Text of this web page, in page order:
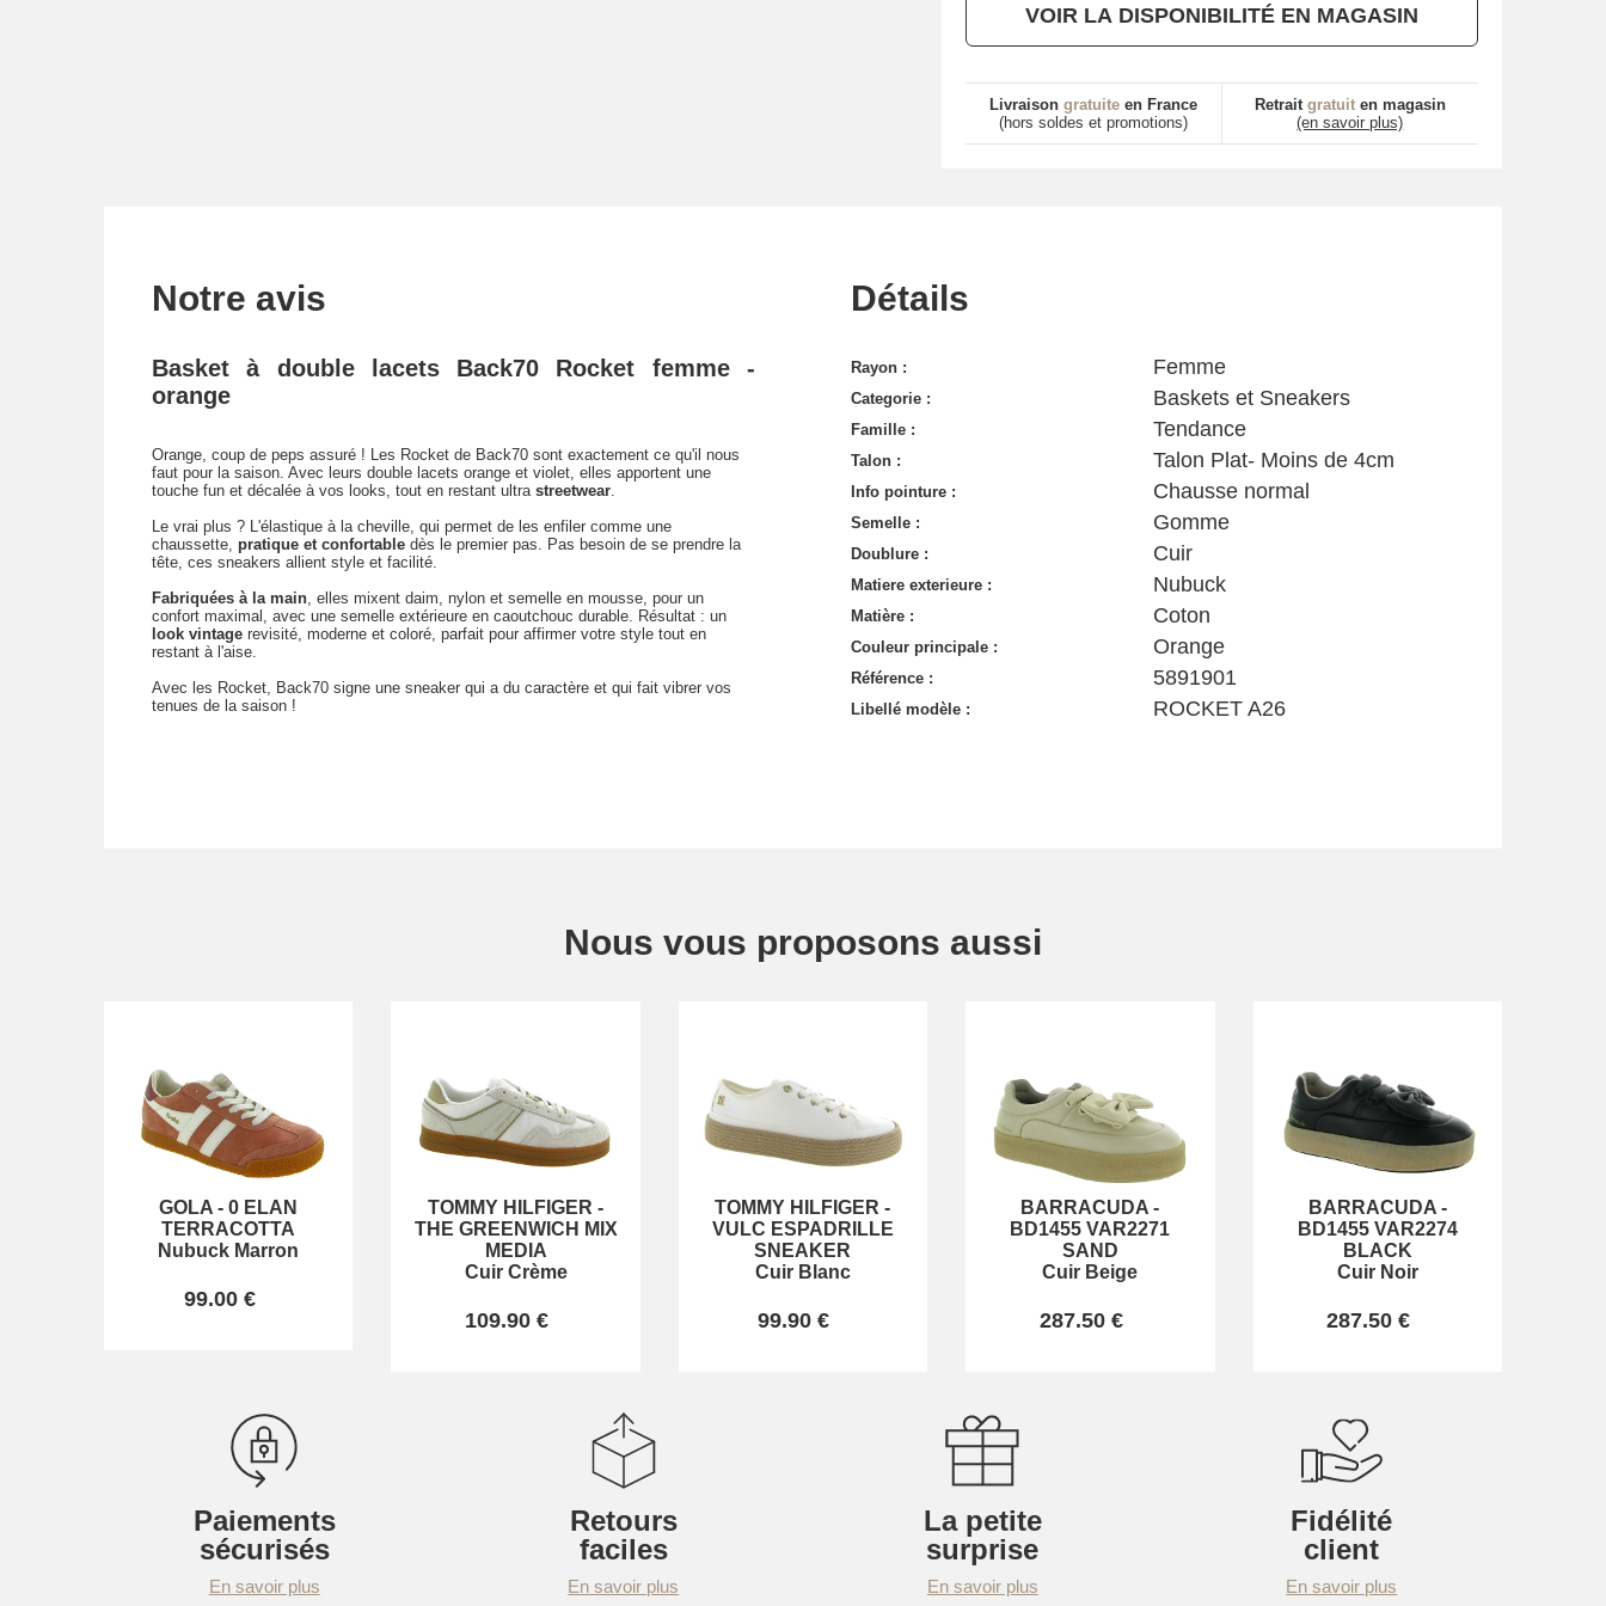
VOIR LA DISPONIBILITÉ EN MAGASIN
Livraison gratuiteen France
(hors soldes et promotions)
Retrait gratuiten magasin
(en savoir plus)
Notre avis
Basket à double lacets Back70 Rocket femme -
orange
Orange, coup de peps assuré ! Les Rocket de Back70 sont exactement ce qu'il nous
faut pour la saison. Avec leurs double lacets orange et violet, elles apportent une
touche fun et décalée à vos looks, tout en restant ultra streetwear.
Le vrai plus ? L'élastique à la cheville, qui permet de les enfiler comme une
chaussette, pratique et confortable dès le premier pas. Pas besoin de se prendre la
tête, ces sneakers allient style et facilité.
Fabriquées à la main, elles mixent daim, nylon et semelle en mousse, pour un
confort maximal, avec une semelle extérieure en caoutchouc durable. Résultat : un
look vintage revisité, moderne et coloré, parfait pour affirmer votre style tout en
restant à l'aise.
Avec les Rocket, Back70 signe une sneaker qui a du caractère et qui fait vibrer vos
tenues de la saison !
Détails
Rayon : Femme
Categorie : Baskets et Sneakers
Famille : Tendance
Talon : Talon Plat- Moins de 4cm
Info pointure : Chausse normal
Semelle : Gomme
Doublure : Cuir
Matiere exterieure : Nubuck
Matière : Coton
Couleur principale : Orange
Référence : 5891901
Libellé modèle : ROCKET A26
Nous vous proposons aussi
GOLA -0 ELAN
TERRACOTTA
Nubuck Marron
99.00 €
TOMMY HILFIGER -
THE GREENWICH MIX
MEDIA
Cuir Crème
109.90 €
TOMMY HILFIGER -
VULC ESPADRILLE
SNEAKER
Cuir Blanc
99.90 €
BARRACUDA -
BD1455 VAR2271
SAND
Cuir Beige
287.50 €
BARRACUDA-
BD1455 VAR2274
BLACK
Cuir Noir
287.50 €
Paiements
sécurisés
En savoir plus
Retours
faciles
En savoir plus
La petite
surprise
En savoir plus
Fidélité
client
En savoir plus